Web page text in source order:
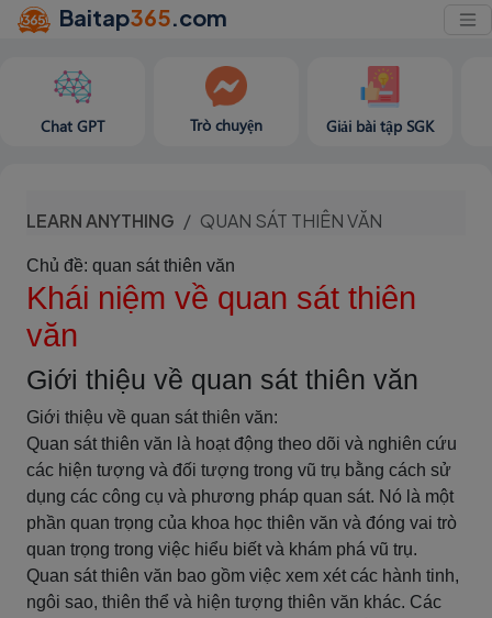
Baitap365.com
Chat GPT Trò chuyện Giải bài tập SGK
LEARN ANYTHING QUAN SÁT THIÊN VĂN
Chủ đề: quan sát thiên văn
Khái niệm về quan sát thiên
văn
Giới thiệu về quan sát thiên văn
Giới thiệu về quan sát thiên văn:
Quan sát thiên văn là hoạt động theo dõi và nghiên cứu
các hiện tượng và đối tượng trong vũ trụ bằng cách sử
dụng các công cụ và phương pháp quan sát. Nó là một
phần quan trọng của khoa học thiên văn và đóng vai trò
quan trọng trong việc hiểu biết và khám phá vũ trụ.
Quan sát thiên văn bao gồm việc xem xét các hành tinh,
ngôi sao, thiên thể và hiện tượng thiên văn khác. Các